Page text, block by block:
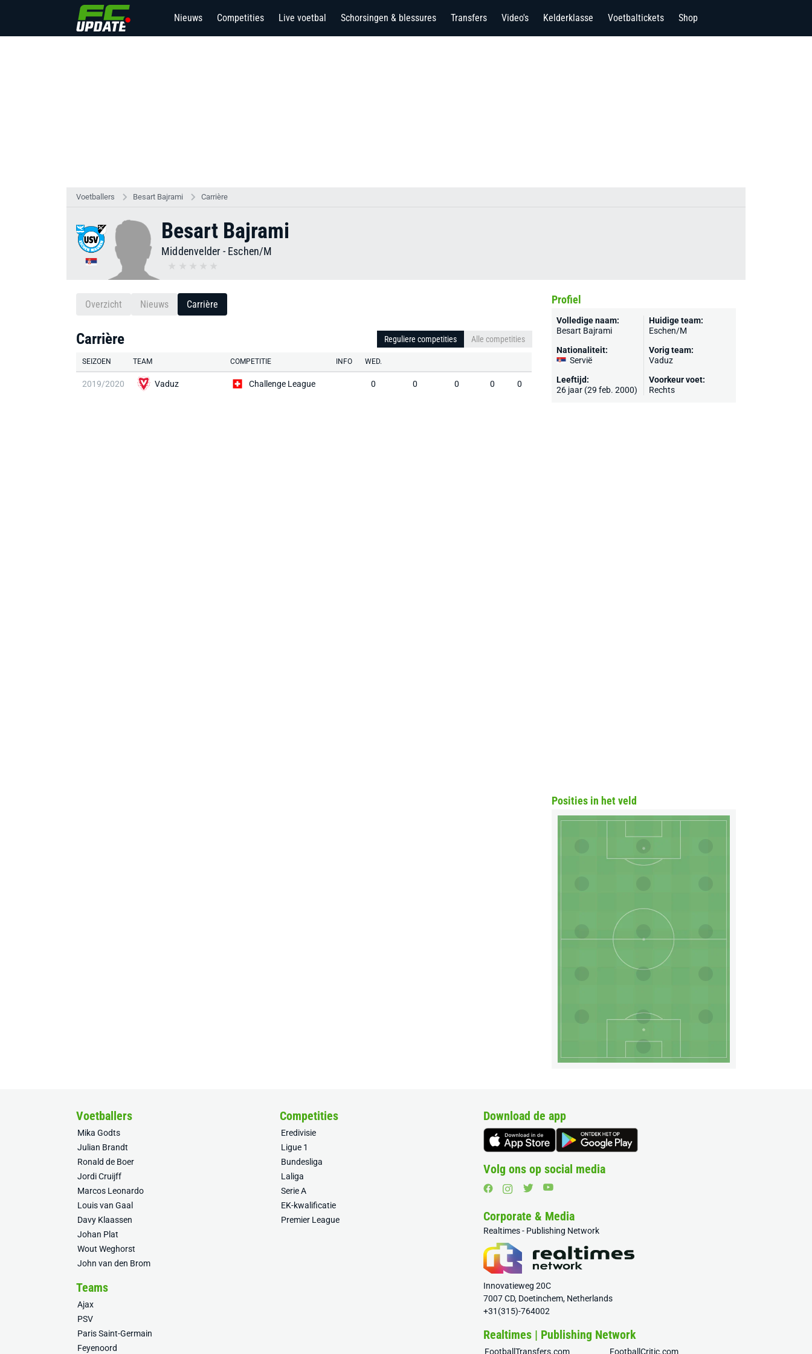
Nieuws Competities Live voetbal Schorsingen & blessures Transfers Video's Kelderklasse Voetbaltickets Shop
Voetballers Besart Bajrami Carrière
Besart Bajrami
Middenvelder - Eschen/M
Overzicht Nieuws Carrière
Carrière Reguliere competities Alle competities
SEIZOEN TEAM COMPETITIE INFO WED.
2019/2020 Vaduz Challenge League 0 0 0 0 0
Profiel
Volledige naam:
Besart Bajrami
Nationaliteit:
Servië
Leeftijd:
26 jaar (29 feb. 2000)
Huidige team:
Eschen/M
Vorig team:
Vaduz
Voorkeur voet:
Rechts
Posities in het veld
Voetballers
Mika Godts
Julian Brandt
Ronald de Boer
Jordi Cruijff
Marcos Leonardo
Louis van Gaal
Davy Klaassen
Johan Plat
Wout Weghorst
John van den Brom
Competities
Eredivisie
Ligue 1
Bundesliga
Laliga
Serie A
EK-kwalificatie
Premier League
Teams
Ajax
PSV
Paris Saint-Germain
Feyenoord
Download de app
Volg ons op social media
Corporate & Media
Realtimes - Publishing Network
Innovatieweg 20C
7007 CD, Doetinchem, Netherlands
+31(315)-764002
Realtimes | Publishing Network
FootballTransfers.com FootballCritic.com